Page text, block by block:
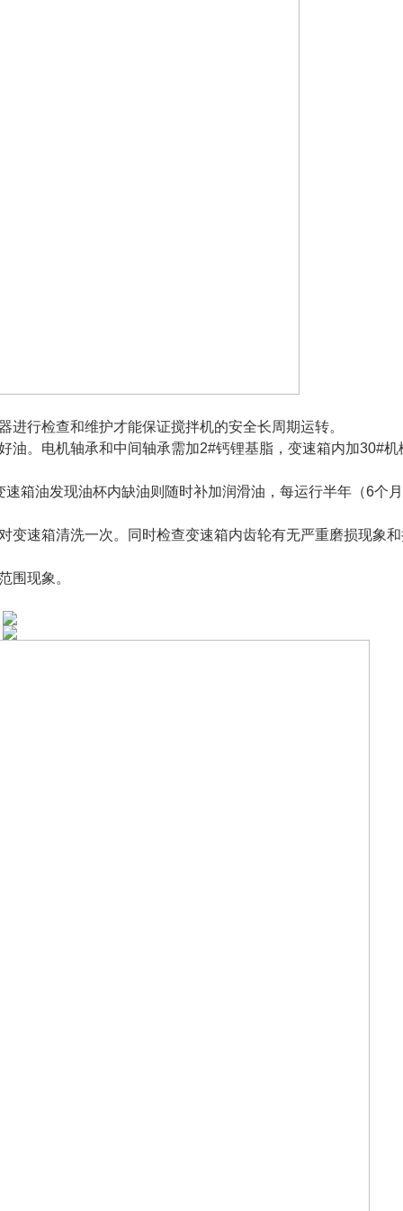
行检查和维护才能保证搅拌机的安全长周期运转。
。电机轴承和中间轴承需加2#钙锂基脂，变速箱内加30#机
箱油发现油杯内缺油则随时补加润滑油，每运行半年（6个
速箱清洗一次。同时检查变速箱内齿轮有无严重磨损现象
围现象。